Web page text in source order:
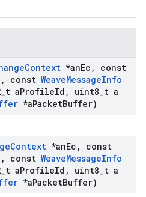
Context *anEc ,
const
, const WeaveMessageInfo
t aProfileId , uint8 t a
*aPacketBuffer)
Context *anEc ,
const
, const WeaveMessageInfo
t aProfileId , uint8 t a
*aPacketBuffer)